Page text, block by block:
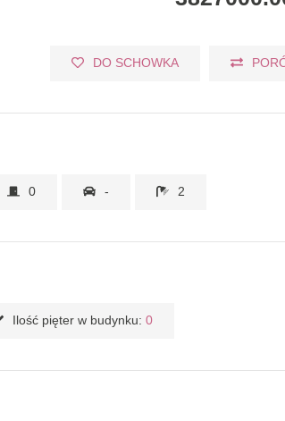
DO SCHOWKA
0 - 2
Ilość pięter w budynku: 0